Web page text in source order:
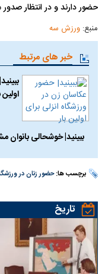
حضور دارند و در انتظار
منبع:ورزش سه
خبر های مرتبط
اولین
ببینید| خوشحالی بانوان
برچسب ها:حضور زنان در
تاریخ